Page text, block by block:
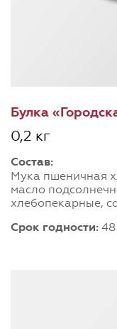
Булка
0,2 кг
Состав:
Мука пшеничная
масло
хлебопекарные,
Срок годности: 48